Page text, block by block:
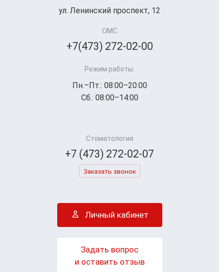
ул. Ленинский проспект, 12
ОМС
+7(473) 272-02-00
Режим работы:
Пн.–Пт.: 08:00–20:00
Сб.: 08:00–14:00
Стоматология
+7 (473) 272-02-07
Заказать звонок
Личный кабинет
Задать вопрос
и оставить отзыв